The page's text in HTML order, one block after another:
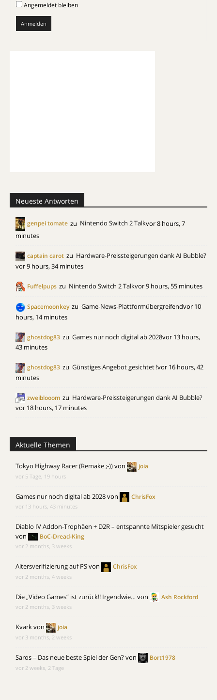
Angemeldet bleiben
Anmelden
Neueste Antworten
genpei tomate zu Nintendo Switch 2 Talkvor 8 hours, 7
minutes
captain carot zu Hardware-Preissteigerungen dank AI Bubble?
vor 9 hours, 34 minutes
Fuffelpups zu Nintendo Switch 2 Talkvor 9 hours, 55 minutes
Spacemoonkey zu Game-News-Plattformübergreifendvor 10
hours, 14 minutes
ghostdog83 zu Games nur noch digital ab 2028vor 13 hours,
43 minutes
ghostdog83 zu Günstiges Angebot gesichtet !vor 16 hours, 42
minutes
zweiblooom zu Hardware-Preissteigerungen dank AI Bubble?
vor 18 hours, 17 minutes
Aktuelle Themen
Tokyo Highway Racer (Remake ;-))von joia
vor 5 Tage, 19 hours
Games nur noch digital ab 2028von ChrisFox
vor 13 hours, 43 minutes
Diablo IV Addon-Trophäen + D2R – entspannte Mitspieler gesucht
von
BoC-Dread-King
vor 2 months, 3 weeks
Altersverifizierung auf PSvon ChrisFox
vor 2 months, 4 weeks
Die „Video Games“ ist zurück!! Irgendwie…von Ash Rockford
vor 2 months, 3 weeks
Kvarkvon joia
vor 3 months, 2 weeks
Saros – Das neue beste Spiel der Gen?von Bort1978
vor 2 weeks, 2 Tage